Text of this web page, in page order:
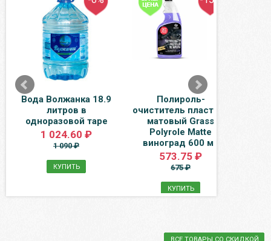
Вода Волжанка 18.9
литров в
одноразовой таре
1 024.60 ₽
1 090 ₽
КУПИТЬ
Полироль-
очиститель пластика
матовый Grass
Polyrole Matte
виноград 600 мл
573.75 ₽
675 ₽
КУПИТЬ